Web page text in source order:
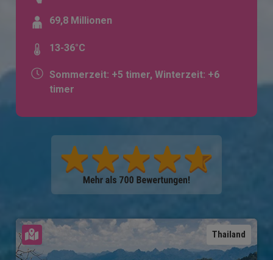
69,8 Millionen
13-36°C
Sommerzeit: +5 timer, Winterzeit: +6
timer
Thailand
Karte ansehen